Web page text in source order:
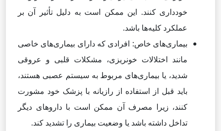
خودداری کنند. این ممکن است به دلیل تأثیر آن بر
عملکرد کلیه‌ها باشد.
بیماری‌های خاص: افرادی که دارای بیماری‌های خاصی
مانند اختلالات خونریزی، مشکلات قلبی و عروقی
شدید، یا بیماری‌های مربوط به سیستم عصبی هستند،
باید قبل از استفاده از رازیانه با پزشک خود مشورت
کنند، زیرا مصرف آن ممکن است با داروهای دیگر
تداخل داشته باشد یا وضعیت بیماری را تشدید کند.